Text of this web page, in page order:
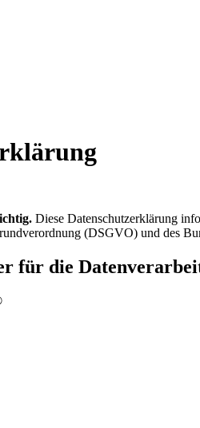
Diese Datenschutzerklärung
(DSGVO) und des
für die